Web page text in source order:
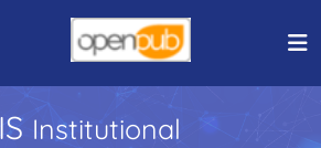
Institutional